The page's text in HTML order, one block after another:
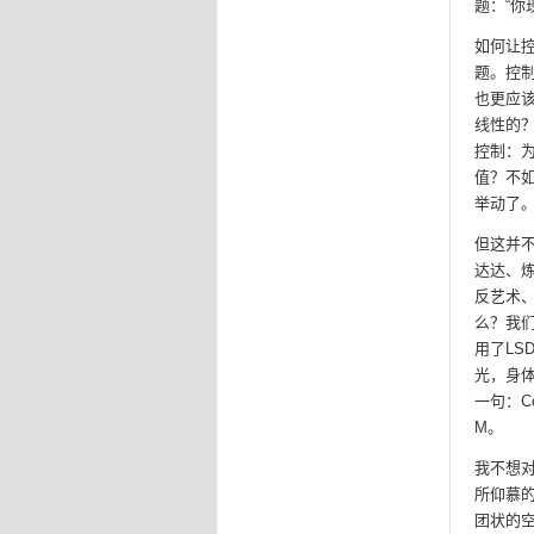
题：“你
如何让
题。控
也更应
线性的
控制：
值？不
举动了
但这并
达达、
反艺术
么？我
用了
光，身
一句：
M。
我不想
所仰慕
团状的